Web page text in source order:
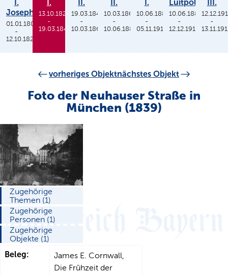
I.
Joseph
01.01.1806
-
12.10.1825
I.
13.10.1825
-
19.03.1848
II.
19.03.1848
-
10.03.1864
II.
10.03.1864
-
10.06.1886
I.
10.06.1886
-
05.11.1913
Luitpold
10.06.1886
-
12.12.1912
III.
-
vorheriges Objektnächstes Objekt
Foto der Neuhauser Straße in
München (1839)
Zugehörige
Themen (1)
Zugehörige
Personen (1)
Zugehörige
Objekte (1)
Beleg:
James E. Cornwall,
Die Frühzeit der